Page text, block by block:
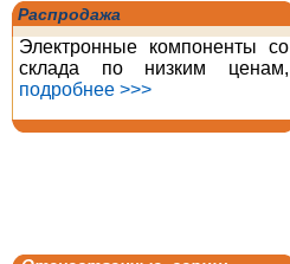
Распродажа
Электронные компоненты со
склада по низким ценам,
подробнее >>>